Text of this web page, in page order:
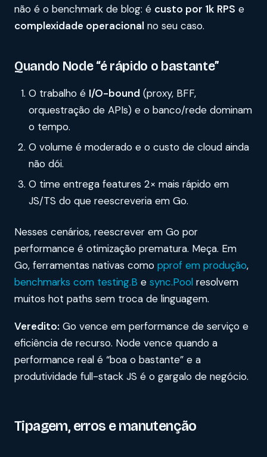
não é o benchmark de blog: é custo por 1k RPS e
complexidade operacional no seu caso.
Quando Node “é rápido o bastante”
O trabalho é I/O-bound (proxy, BFF,
orquestração de APIs) e o banco/rede dominam
o tempo.
O volume é moderado e o custo de cloud ainda
não dói.
O time entrega features 2× mais rápido em
JS/TS do que reescreveria em Go.
Nesses cenários, reescrever em Go por
performance é otimização prematura. Meça. Em
Go, ferramentas nativas como pprof em produção,
benchmarks com testing.B e sync.Pool resolvem
muitos hot paths sem troca de linguagem.
Veredito: Go vence em performance de serviço e
eficiência de recurso. Node vence quando a
performance real é “boa o bastante” e a
produtividade full-stack JS é o gargalo de negócio.
Tipagem, erros e manutenção